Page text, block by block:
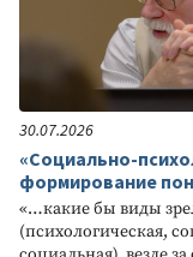
30.07.2026
«Социально-
формирование
«…какие бы виды
(психологическая,